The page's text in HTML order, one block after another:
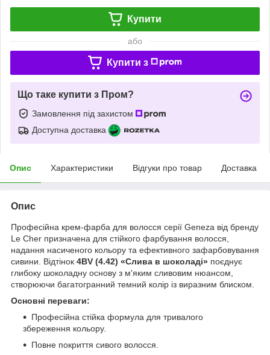
Купити
або
Купити з
Що таке купити з Пром?
Замовлення під захистом
Доступна доставка
Опис Характеристики Відгуки про товар Доставка
Опис
Професійна крем-фарба для волосся серії Geneza від бренду
Le Cher призначена для стійкого фарбування волосся,
надання насиченого кольору та ефективного зафарбовування
сивини. Відтінок 4BV (4.42) «Слива в шоколаді» поєднує
глибоку шоколадну основу з м'яким сливовим нюансом,
створюючи багатогранний темний колір із виразним блиском.
Основні переваги:
Професійна стійка формула для тривалого
збереження кольору.
Повне покриття сивого волосся.